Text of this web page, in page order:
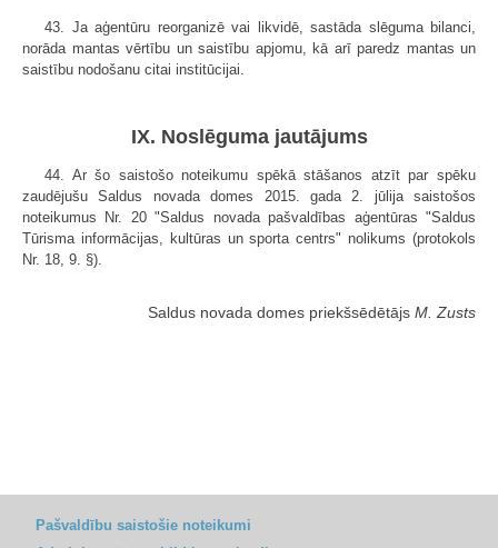
43. Ja aģentūru reorganizē vai likvidē, sastāda slēguma bilanci,
norāda mantas vērtību un saistību apjomu, kā arī paredz mantas un
saistību nodošanu citai institūcijai.
IX. Noslēguma jautājums
44. Ar šo saistošo noteikumu spēkā stāšanos atzīt par spēku
zaudējušu Saldus novada domes 2015. gada 2. jūlija saistošos
noteikumus Nr. 20 "Saldus novada pašvaldības aģentūras "Saldus
Tūrisma informācijas, kultūras un sporta centrs" nolikums (protokols
Nr. 18, 9. §).
Saldus novada domes priekšsēdētājs M. Zusts
Pašvaldību saistošie noteikumi